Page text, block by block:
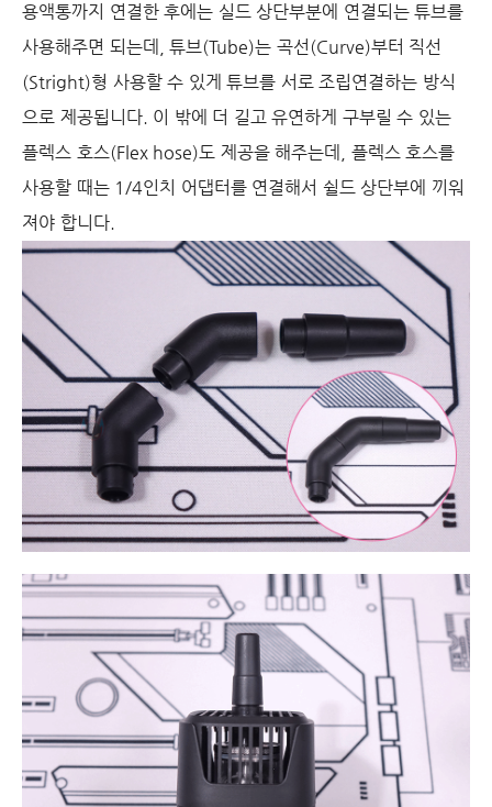
용액통까지 연결한 후에는 실드 상단부분에 연결되는 튜브를
사용해주면 되는데, 튜브(Tube)는 곡선(Curve)부터 직선
(Stright)형 사용할 수 있게 튜브를 서로 조립연결하는 방식
으로 제공됩니다. 이 밖에 더 길고 유연하게 구부릴 수 있는
플렉스 호스(Flex hose)도 제공을 해주는데, 플렉스 호스를
사용할 때는 1/4인치 어댑터를 연결해서 쉴드 상단부에 끼워
져야 합니다.